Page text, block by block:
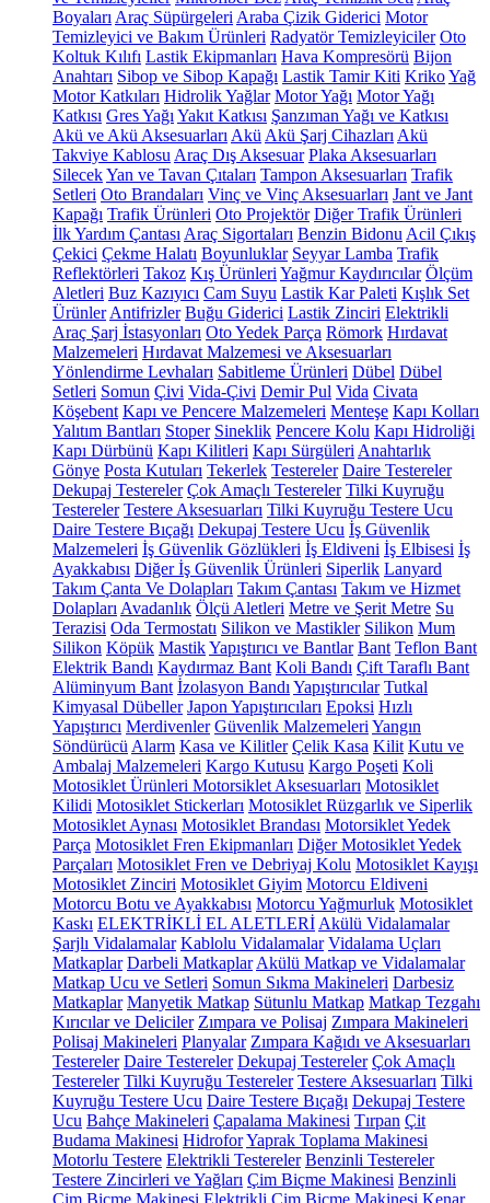
Boyaları Araç Süpürgeleri Araba Çizik Giderici Motor
Temizleyici ve Bakım Ürünleri Radyatör Temizleyiciler Oto
Koltuk Kılıfı Lastik Ekipmanları Hava Kompresörü Bijon
Anahtarı Sibop ve Sibop Kapağı Lastik Tamir Kiti KrikoYağ
Motor Katkıları Hidrolik Yağlar Motor Yağı Motor Yağı
Katkısı Gres Yağı Yakıt Katkısı Şanzıman Yağı ve Katkısı
Akü ve Akü Aksesuarları Akü Akü Şarj Cihazları Akü
Takviye Kablosu Araç Dış Aksesuar Plaka Aksesuarları
SilecekYan ve Tavan Çıtaları Tampon Aksesuarları Trafik
Setleri Oto Brandaları Vinç ve Vinç Aksesuarları Jant ve Jant
Kapağı Trafik Ürünleri Oto Projektör Diğer Trafik Ürünleri
İlk Yardım Çantası Araç Sigortaları Benzin Bidonu Acil Çıkış
Çekici Çekme Halatı Boyunluklar Seyyar Lamba Trafik
Reflektörleri Takoz Kış Ürünleri Yağmur Kaydırıcılar Ölçüm
Aletleri Buz Kazıyıcı Cam Suyu Lastik Kar Paleti Kışlık Set
Ürünler Antifrizler Buğu Giderici Lastik Zinciri Elektrikli
Araç Şarj İstasyonları Oto Yedek Parça Römork Hırdavat
Malzemeleri Hırdavat Malzemesi ve Aksesuarları
Yönlendirme Levhaları Sabitleme Ürünleri Dübel Dübel
Setleri Somun Çivi Vida-Çivi Demir Pul Vida Civata
Köşebent Kapı ve Pencere Malzemeleri Menteşe Kapı Kolları
Yalıtım Bantları Stoper Sineklik Pencere Kolu Kapı Hidroliği
Kapı Dürbünü Kapı Kilitleri Kapı Sürgüleri Anahtarlık
Gönye Posta Kutuları Tekerlek Testereler Daire Testereler
Dekupaj Testereler Çok Amaçlı Testereler Tilki Kuyruğu
Testereler Testere Aksesuarları Tilki Kuyruğu Testere Ucu
Daire Testere Bıçağı Dekupaj Testere Ucu İş Güvenlik
Malzemeleri İş Güvenlik Gözlükleri İş Eldiveni İş Elbisesi İş
Ayakkabısı Diğer İş Güvenlik Ürünleri Siperlik Lanyard
Takım Çanta Ve Dolapları Takım Çantası Takım ve Hizmet
Dolapları Avadanlık Ölçü Aletleri Metre ve Şerit Metre Su
Terazisi Oda Termostatı Silikon ve Mastikler Silikon Mum
Silikon Köpük MastikYapıştırıcı ve Bantlar Bant Teflon Bant
Elektrik Bandı Kaydırmaz Bant Koli Bandı Çift Taraflı Bant
Alüminyum Bant İzolasyon Bandı Yapıştırıcılar Tutkal
Kimyasal Dübeller Japon Yapıştırıcıları Epoksi Hızlı
Yapıştırıcı Merdivenler Güvenlik Malzemeleri Yangın
Söndürücü Alarm Kasa ve Kilitler Çelik Kasa Kilit Kutu ve
Ambalaj Malzemeleri Kargo Kutusu Kargo Poşeti Koli
Motosiklet Ürünleri Motorsiklet Aksesuarları Motosiklet
Kilidi Motosiklet Stickerları Motosiklet Rüzgarlık ve Siperlik
Motosiklet Aynası Motosiklet Brandası Motorsiklet Yedek
Parça Motosiklet Fren Ekipmanları Diğer Motosiklet Yedek
Parçaları Motosiklet Fren ve Debriyaj Kolu Motosiklet Kayışı
Motosiklet Zinciri Motosiklet Giyim Motorcu Eldiveni
Motorcu Botu ve Ayakkabısı Motorcu Yağmurluk Motosiklet
Kaskı ELEKTRİKLİ EL ALETLERİ Akülü Vidalamalar
Şarjlı Vidalamalar Kablolu Vidalamalar Vidalama Uçları
Matkaplar Darbeli Matkaplar Akülü Matkap ve Vidalamalar
Matkap Ucu ve Setleri Somun Sıkma Makineleri Darbesiz
Matkaplar Manyetik Matkap Sütunlu Matkap Matkap Tezgahı
Kırıcılar ve Deliciler Zımpara ve Polisaj Zımpara Makineleri
Polisaj Makineleri Planyalar Zımpara Kağıdı ve Aksesuarları
Testereler Daire Testereler Dekupaj Testereler Çok Amaçlı
Testereler Tilki Kuyruğu Testereler Testere Aksesuarları Tilki
Kuyruğu Testere Ucu Daire Testere Bıçağı Dekupaj Testere
Ucu Bahçe Makineleri Çapalama Makinesi Tırpan Çit
Budama Makinesi HidroforYaprak Toplama Makinesi
Motorlu Testere Elektrikli Testereler Benzinli Testereler
Testere Zincirleri ve Yağları Çim Biçme Makinesi Benzinli
Çim Biçme Makinesi Elektrikli Çim Biçme Makinesi Kenar